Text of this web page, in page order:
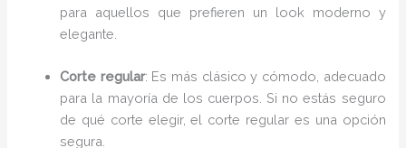
para aquellos que prefieren un look moderno y
elegante.
Corte regular: Es más clásico y cómodo, adecuado
para la mayoría de los cuerpos. Si no estás seguro
de qué corte elegir, el corte regular es una opción
segura.